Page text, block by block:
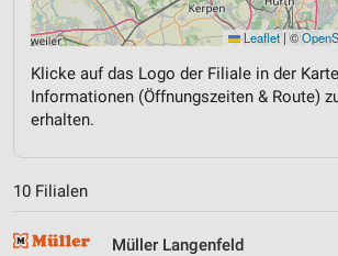
Leaflet |©
Klicke auf das Logo der Filiale in der
Informationen (Öffnungszeiten & Route)
erhalten.
10 Filialen
Müller Langenfeld